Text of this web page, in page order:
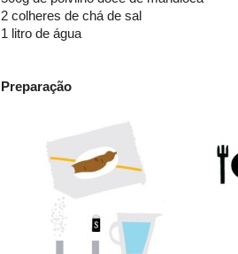
2 colheres de chá de sal
1 litro de água
Preparação